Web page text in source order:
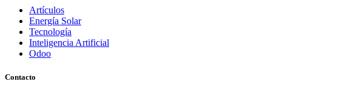
Artículos
Energía Solar
Tecnología
Inteligencia Artificial
Odoo
Contacto